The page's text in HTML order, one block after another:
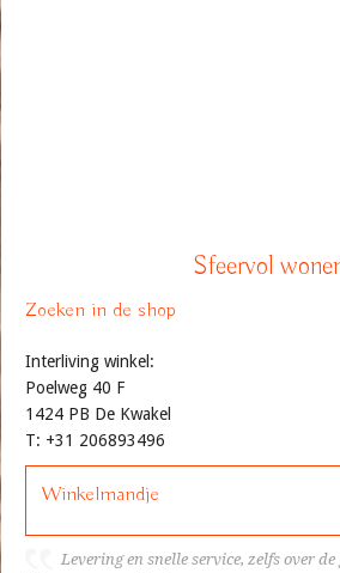
Sfeervol
Zoeken in de shop
Interliving winkel:
Poelweg 40 F
1424 PB De Kwakel
T: +31 206893496
Winkelmandje
Levering en snelle service, zelfs over